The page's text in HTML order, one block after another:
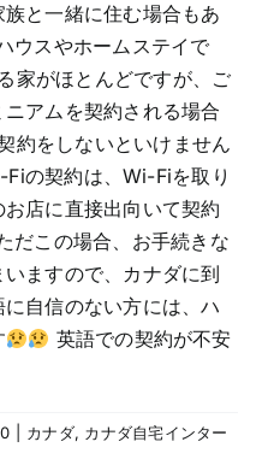
と一緒に住む場合もあ
ウスやホームステイで
家がほとんどですが、ご
アムを契約される場合
約をしないといけません
の契約は、Wi-Fiを取り
店に直接出向いて契約
だこの場合、お手続きな
ますので、カナダに到
自信のない方には、ハ
英語での契約が不安
カナダ, カナダ自宅インター